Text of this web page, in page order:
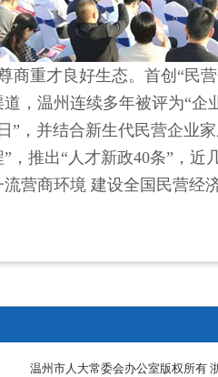
商重才良好生态。首创“民
，温州连续多年被评为“企
”，并结合新生代民营企业
，推出“人才新政40条”，
营商环境 建设全国民营经
温州市人大常委会办公室版权所有